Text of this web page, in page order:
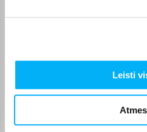
Leisti
Vaikas patenkintas❤️ puikus žadimas
Karolis K.
Super